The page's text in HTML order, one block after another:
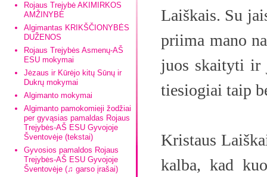
Rojaus Trejybė AKIMIRKOS
AMŽINYBĖ
Algimantas KRIKŠČIONYBĖS
DUŽENOS
Rojaus Trejybės Asmenų-AŠ
ESU mokymai
Jėzaus ir Kūrėjo kitų Sūnų ir
Dukrų mokymai
Algimanto mokymai
Algimanto pamokomieji žodžiai
per gyvąsias pamaldas Rojaus
Trejybės-AŠ ESU Gyvojoje
Šventovėje (tekstai)
Gyvosios pamaldos Rojaus
Trejybės-AŠ ESU Gyvojoje
Šventovėje (♫ garso įrašai)
Laiškais. Su
priima mano
juos skaityti ir
tiesiogiai taip
Kristaus
kalba, kad